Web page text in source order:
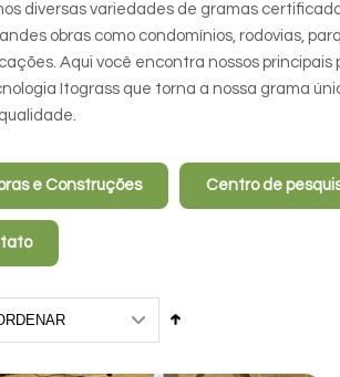
diversas variedades de gramas
obras como condomínios, rodovias,
Aqui você encontra nossos
Itograss que torna a nossa grama
e Construções Centro de